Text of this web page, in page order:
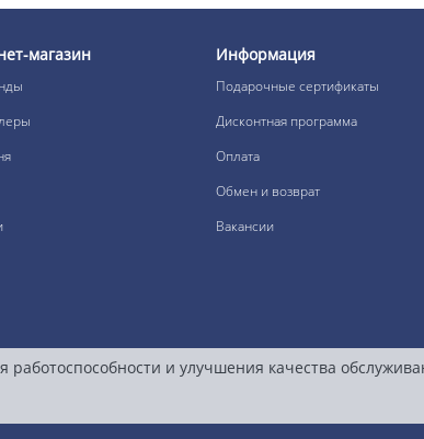
магазин Информация
Подарочные сертификаты
Дисконтная программа
Оплата
Обмен и возврат
Вакансии
и улучшения качества